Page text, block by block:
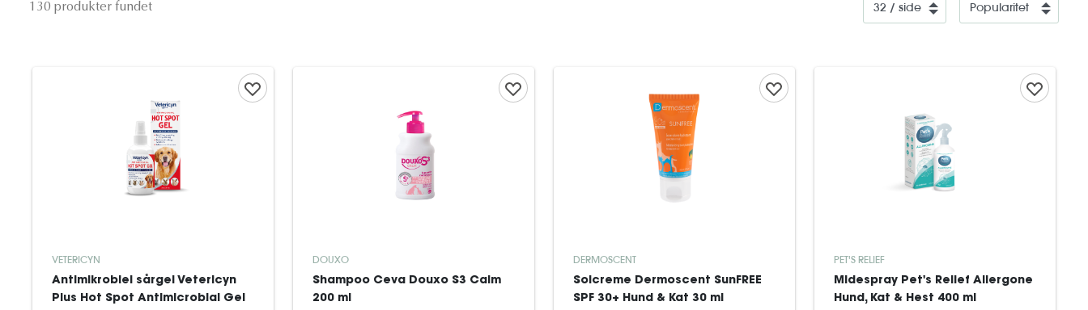
130 produkter fundet
VETERICYN
Antimikrobiel sårgel Vetericyn
Plus Hot Spot Antimicrobial Gel
DOUXO
Shampoo Ceva Douxo S3 Calm
200 ml
DERMOSCENT
Solcreme Dermoscent SunFREE
SPF 30+ Hund & Kat 30 ml
PET'S RELIEF
Midespray Pet's Relief Allergone
Hund, Kat & Hest 400 ml